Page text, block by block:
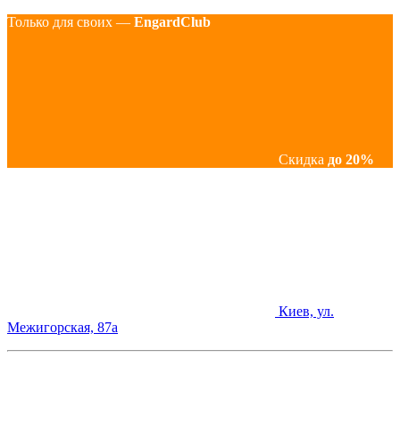
Только для своих — EngardClub
Скидка до 20%
Киев, ул.
Межигорская, 87а